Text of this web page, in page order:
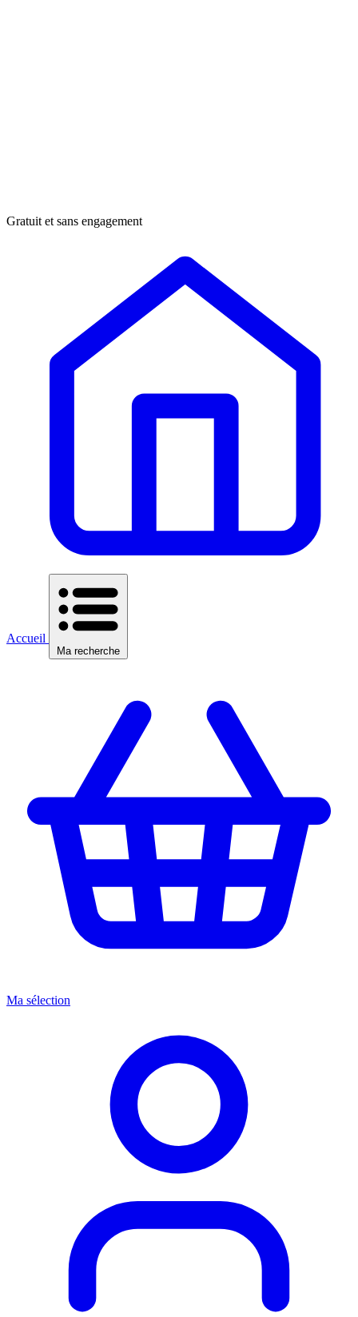
Gratuit et sans engagement
Accueil
Ma recherche
Ma sélection